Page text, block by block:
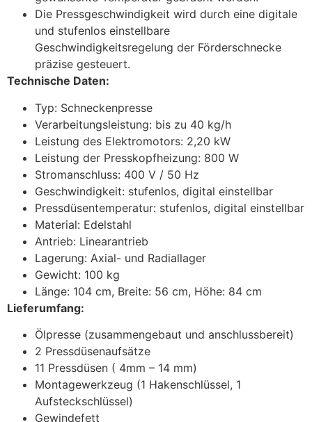
Die Pressgeschwindigkeit wird durch eine digitale
und stufenlos einstellbare
Geschwindigkeitsregelung der Förderschnecke
präzise gesteuert.
Technische Daten:
Typ: Schneckenpresse
Verarbeitungsleistung: bis zu 40 kg/h
Leistung des Elektromotors: 2,20 kW
Leistung der Presskopfheizung: 800 W
Stromanschluss: 400 V / 50 Hz
Geschwindigkeit: stufenlos, digital einstellbar
Pressdüsentemperatur: stufenlos, digital einstellbar
Material: Edelstahl
Antrieb: Linearantrieb
Lagerung: Axial- und Radiallager
Gewicht: 100 kg
Länge: 104 cm, Breite: 56 cm, Höhe: 84 cm
Lieferumfang:
Ölpresse (zusammengebaut und anschlussbereit)
2 Pressdüsenaufsätze
11 Pressdüsen ( 4mm – 14 mm)
Montagewerkzeug (1 Hakenschlüssel, 1
Aufsteckschlüssel)
Gewindefett